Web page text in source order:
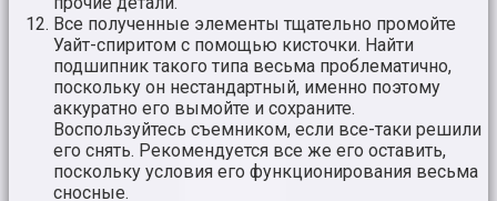
Все полученные элементы тщательно промойте
Уайт-спиритом с помощью кисточки. Найти
подшипник такого типа весьма проблематично,
поскольку он нестандартный, именно поэтому
аккуратно его вымойте и сохраните.
Воспользуйтесь съемником, если все-таки решили
его снять. Рекомендуется все же его оставить,
поскольку условия его функционирования весьма
сносные.